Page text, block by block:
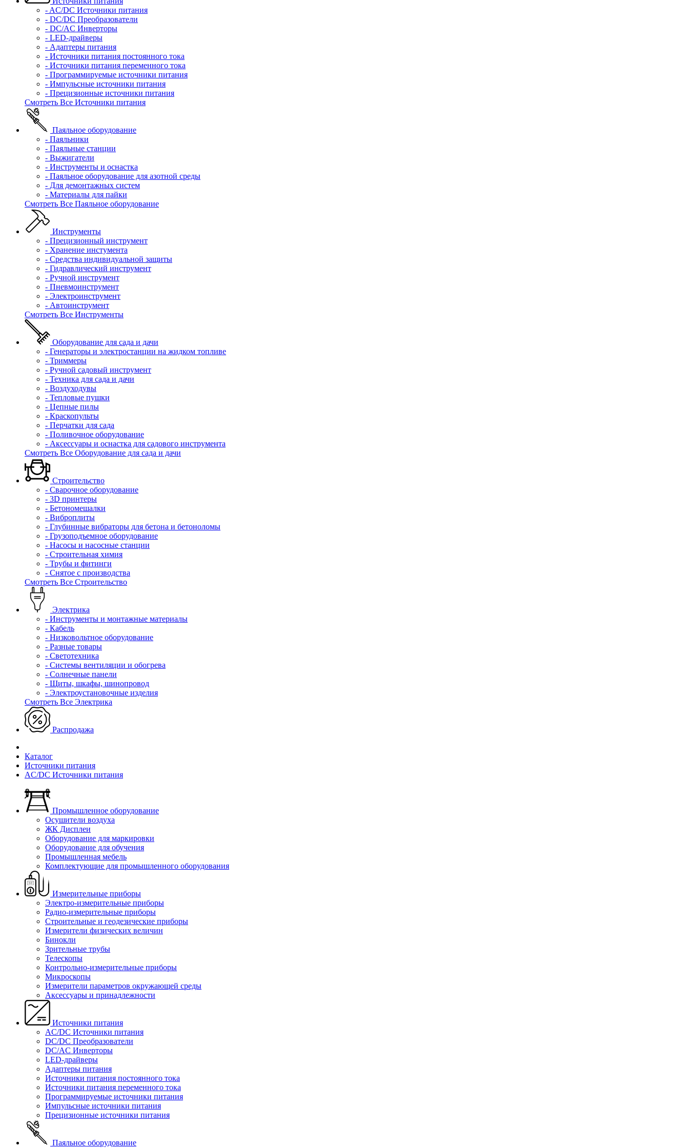
- AC/DC Источники питания
- DC/DC Преобразователи
- DC/AC Инверторы
- LED-драйверы
- Адаптеры питания
- Источники питания постоянного тока
- Источники питания переменного тока
- Программируемые источники питания
- Импульсные источники питания
- Прецизионные источники питания
Смотреть Все Источники питания
Паяльное оборудование
- Паяльники
- Паяльные станции
- Выжигатели
- Инструменты и оснастка
- Паяльное оборудование для азотной среды
- Для демонтажных систем
- Материалы для пайки
Смотреть Все Паяльное оборудование
Инструменты
- Прецизионный инструмент
- Хранение инстумента
- Средства индивидуальной защиты
- Гидравлический инструмент
- Ручной инструмент
- Пневмоинструмент
- Электроинструмент
- Автоинструмент
Смотреть Все Инструменты
Оборудование для сада и дачи
- Генераторы и электростанции на жидком топливе
- Триммеры
- Ручной садовый инструмент
- Техника для сада и дачи
- Воздуходувы
- Тепловые пушки
- Цепные пилы
- Краскопульты
- Перчатки для сада
- Поливочное оборудование
- Аксессуары и оснастка для садового инструмента
Смотреть Все Оборудование для сада и дачи
Строительство
- Сварочное оборудование
- 3D принтеры
- Бетономешалки
- Виброплиты
- Глубинные вибраторы для бетона и бетоноломы
- Грузоподъемное оборудование
- Насосы и насосные станции
- Строительная химия
- Трубы и фитинги
- Снятое с производства
Смотреть Все Строительство
Электрика
- Инструменты и монтажные материалы
- Кабель
- Низковольтное оборудование
- Разные товары
- Светотехника
- Системы вентиляции и обогрева
- Солнечные панели
- Щиты, шкафы, шинопровод
- Электроустановочные изделия
Смотреть Все Электрика
Распродажа
Каталог
Источники питания
AC/DC Источники питания
Промышленное оборудование
Осушители воздуха
ЖК Дисплеи
Оборудование для маркировки
Оборудование для обучения
Промышленная мебель
Комплектующие для промышленного оборудования
Измерительные приборы
Электро-измерительные приборы
Радио-измерительные приборы
Строительные и геодезические приборы
Измерители физических величин
Бинокли
Зрительные трубы
Телескопы
Контрольно-измерительные приборы
Микроскопы
Измерители параметров окружающей среды
Аксессуары и принадлежности
Источники питания
AC/DC Источники питания
DC/DC Преобразователи
DC/AC Инверторы
LED-драйверы
Адаптеры питания
Источники питания постоянного тока
Источники питания переменного тока
Программируемые источники питания
Импульсные источники питания
Прецизионные источники питания
Паяльное оборудование